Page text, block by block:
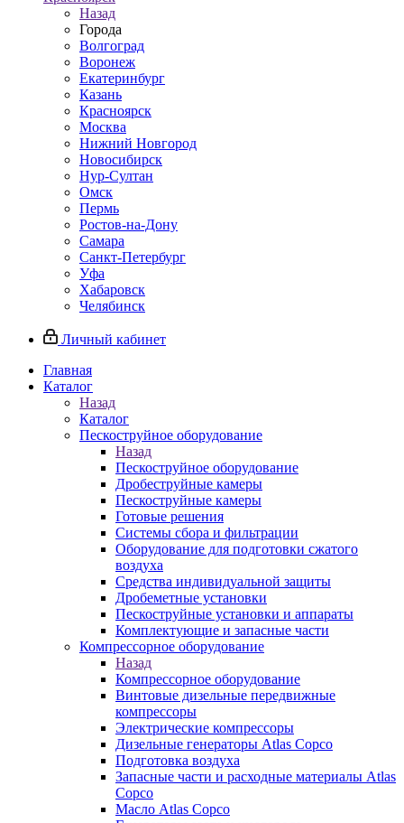
Назад
Города
Волгоград
Воронеж
Екатеринбург
Казань
Красноярск
Москва
Нижний Новгород
Новосибирск
Нур-Султан
Омск
Пермь
Ростов-на-Дону
Самара
Санкт-Петербург
Уфа
Хабаровск
Челябинск
Личный кабинет
Главная
Каталог
Назад
Каталог
Пескоструйное оборудование
Назад
Пескоструйное оборудование
Дробеструйные камеры
Пескоструйные камеры
Готовые решения
Системы сбора и фильтрации
Оборудование для подготовки сжатого
воздуха
Средства индивидуальной защиты
Дробеметные установки
Пескоструйные установки и аппараты
Комплектующие и запасные части
Компрессорное оборудование
Назад
Компрессорное оборудование
Винтовые дизельные передвижные
компрессоры
Электрические компрессоры
Дизельные генераторы Atlas Copco
Подготовка воздуха
Запасные части и расходные материалы Atlas
Copco
Масло Atlas Copco